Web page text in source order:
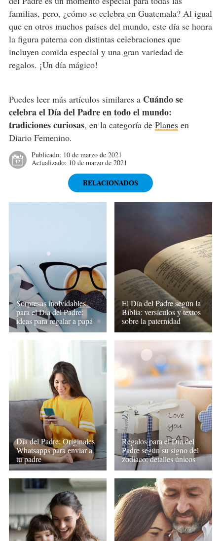
familias, pero, ¿cómo se celebra en Guatemala? Al igual
que en otros muchos países del mundo, este día se honra
la figura paterna con distintas celebraciones que
incluyen comida especial y una gran variedad de
regalos. ¡Un día mágico!
Puedes leer más artículos similares a Cuándo se
celebra el Día del Padre en todo el mundo:
tradiciones curiosas, en la categoría de Planesen
Diario Femenino.
Publicado: 10 de marzo de 2021
Actualizado: 10 de marzo de 2021
RELACIONADOS
Sorpresas inolvidables
para el Día del Padre:
ideas para regalar a papá
El Día del Padre según la
Biblia: versículos y textos
sobre la paternidad
Día del Padre: Originales
Whatsapps para enviar a
tu padre
Regalos para el Día del
Padre según su signo del
zodiaco: detalles únicos